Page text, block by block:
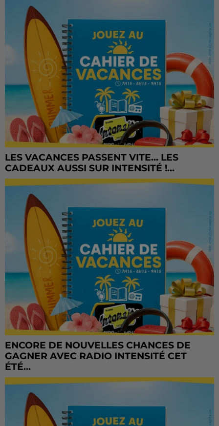
LES VACANCES PASSENT VITE... LES
CADEAUX AUSSI SUR INTENSITÉ !...
ENCORE DE NOUVELLES CHANCES DE
GAGNER AVEC RADIO INTENSITÉ CET
ÉTÉ...